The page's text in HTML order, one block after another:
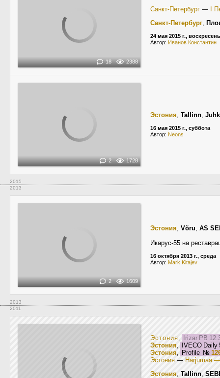
18 2388
Санкт-Петербург —
I
Санкт-Петербург,
24 мая 2015 г.,
Автор: Иванов Константин
2 1728
Эстония, Tallinn,
16 мая 2015 г., суббота
Автор: Neons
2015
2013
2 1609
Эстония, Võru, AS
Икарус-55 на
16 октября 2013 г., среда
Автор: Mark Kitajev
2013
2011
Эстония,
Irizar PB
Эстония,
IVECO
Эстония, Profile №
Эстония — Harjumaa
Эстония, Tallinn,